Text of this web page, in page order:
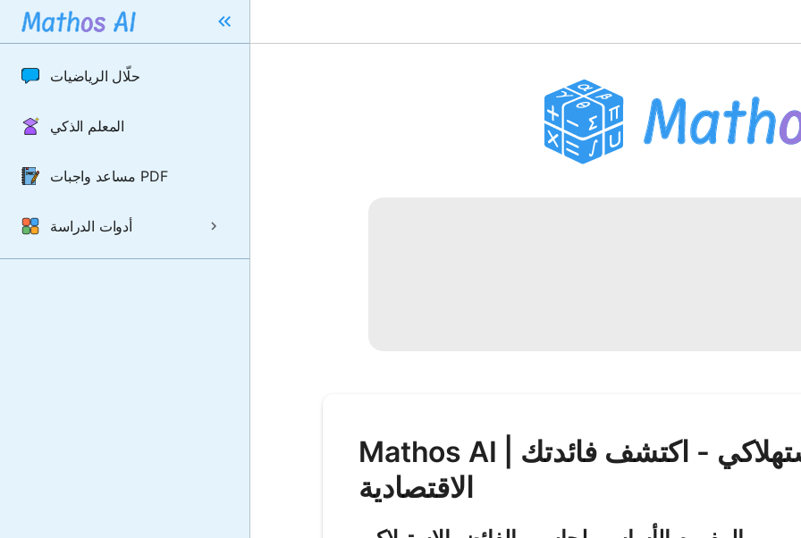
حلّال الرياضيات
المعلم الذكي
مساعد واجبات PDF
أدوات الدراسة
Mathos AI | حاسب الفائض الاستهلاكي - اكتشف فائدتك
الاقتصادية